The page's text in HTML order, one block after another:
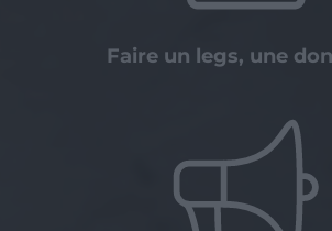
Faire un legs, une